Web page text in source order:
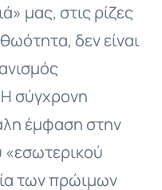
μας, στις ρίζες
δεν είναι
σύγχρονη
έμφαση στην
των πρώιμων